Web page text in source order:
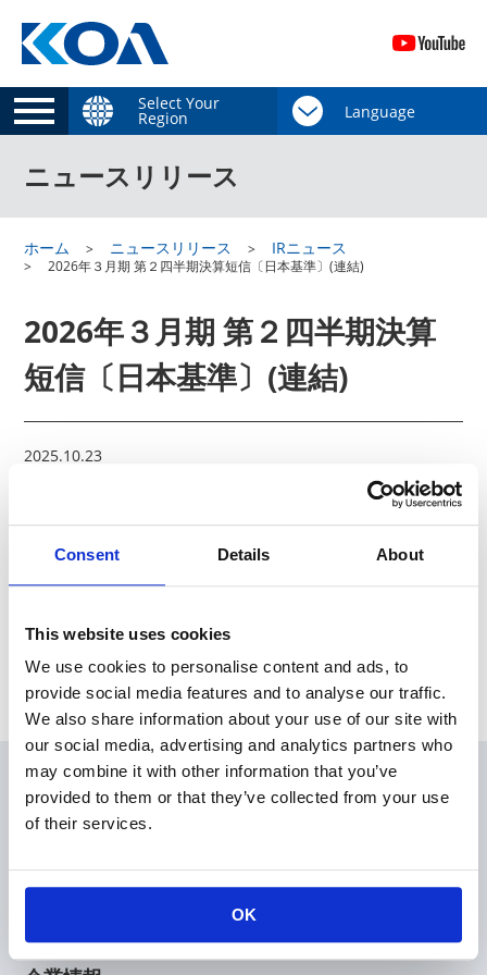
Consent Details About
This website uses cookies
We use cookies to personalise content and ads, to
provide social media features and to analyse our traffic.
We also share information about your use of our site with
our social media, advertising and analytics partners who
may combine it with other information that you’ve
provided to them or that they’ve collected from your use
of their services.
OK
Select Your
Region
ニュースリリース
ホーム ニュースリリース IRニュース
2026年３月期 第２四半期決算短信〔日本基準〕(連結)
2026年３月期 第２四半期決算
短信〔日本基準〕(連結)
2025.10.23
本日、東京証券取引所にて2026年３月期 第２四半期決算を発表
Archive
会員
製品情報
アプリケーションガイド
技術サポート